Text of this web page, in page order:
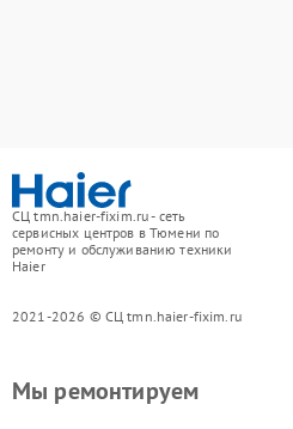
СЦ tmn.haier-fixim.ru - сеть
сервисных центров в Тюмени по
ремонту и обслуживанию техники
Haier
2021-2026 © СЦ tmn.haier-fixim.ru
Мы ремонтируем